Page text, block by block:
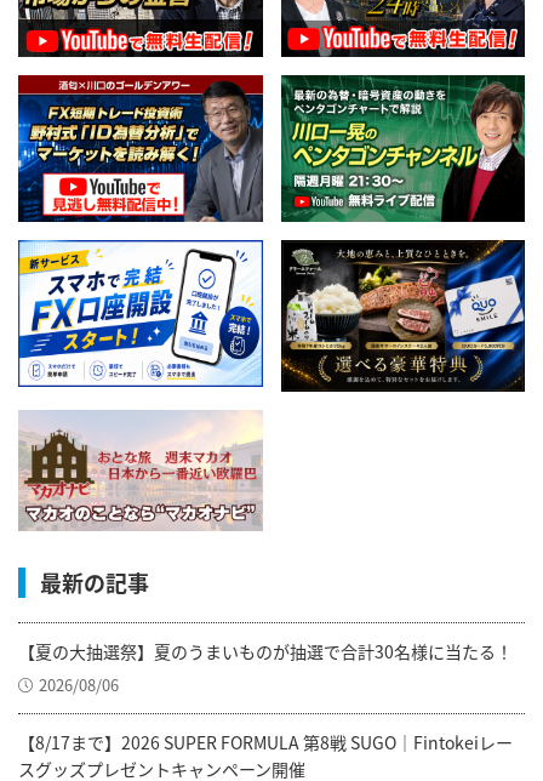
最新の記事
【夏の大抽選祭】夏のうまいものが抽選で合計30名様に当たる！
2026/08/06
【8/17まで】2026 SUPER FORMULA 第8戦 SUGO｜Fintokeiレー
スグッズプレゼントキャンペーン開催